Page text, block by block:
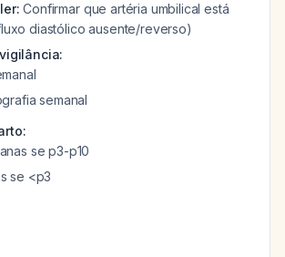
Confirmar que artéria umbilical está
diastólico ausente/reverso)
semanal
se p3-p10
se <p3